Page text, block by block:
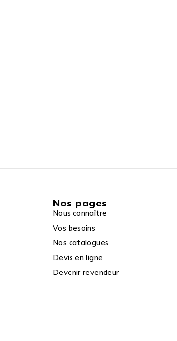
Nos pages
Nous connaître
Vos besoins
Nos catalogues
Devis en ligne
Devenir revendeur